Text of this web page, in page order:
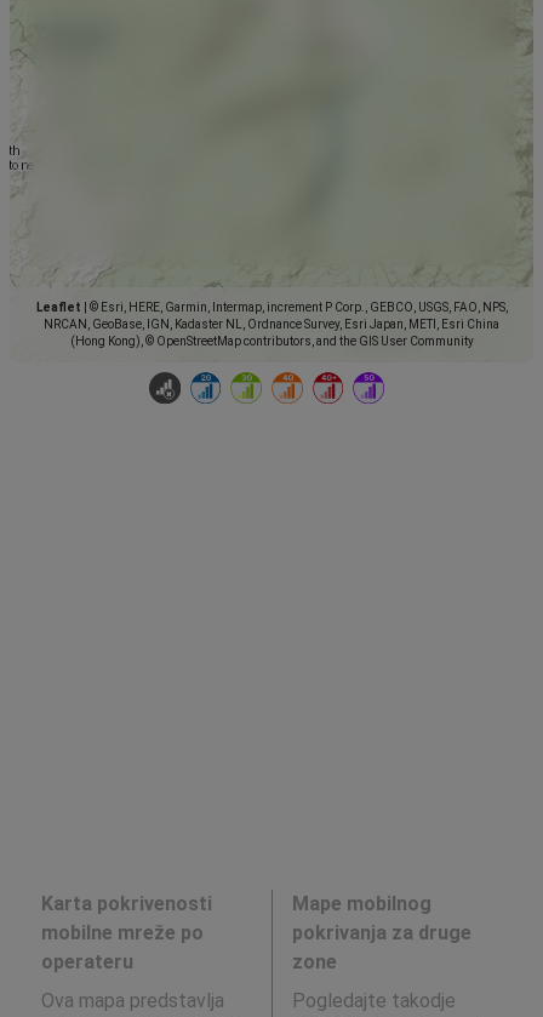
Leaflet
© Esri, HERE, Garmin, Intermap, increment P Corp., GEBCO, USGS, FAO, NPS,
NRCAN, GeoBase, IGN, Kadaster NL, Ordnance Survey, Esri Japan, METI, Esri China
(Hong Kong), © OpenStreetMap contributors, and the GIS User Community
Karta pokrivenosti
mobilne mreže po
operateru
Ova mapa predstavlja
Mape mobilnog
pokrivanja za druge
zone
Pogledajte takodje